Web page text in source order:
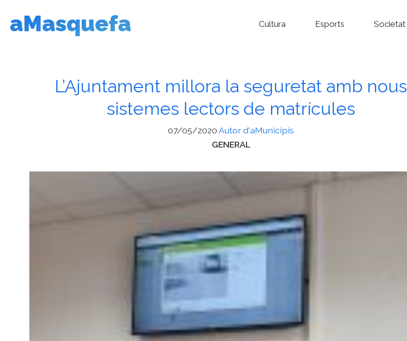
contingut
aMasquefa Cultura Esports Societat
L’Ajuntament millora la seguretat amb nous
sistemes lectors de matrícules
07/05/2020 Autor d'aMunicipis
Categories
GENERAL